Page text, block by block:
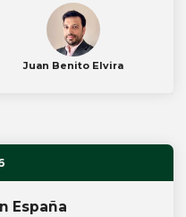
Juan Benito Elvira
España